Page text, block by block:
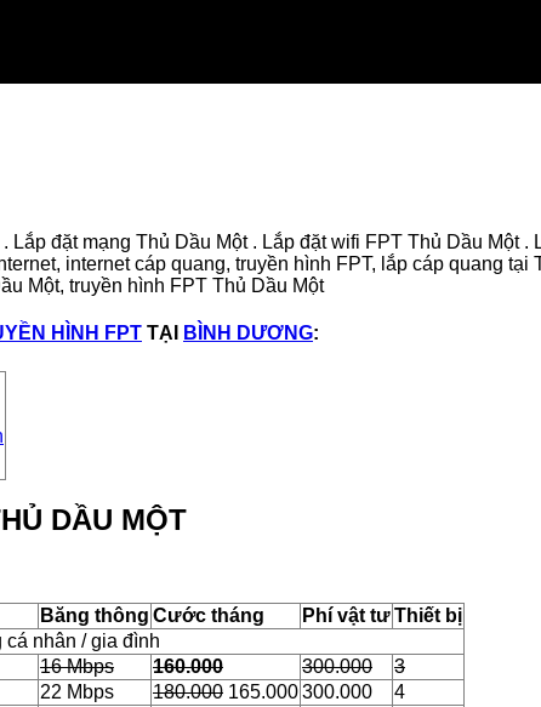
đặt mạng Thủ Dầu Một . Lắp đặt wifi FPT Thủ Dầu Một .
internet cáp quang, truyền hình FPT, lắp cáp quang tại
Một, truyền hình FPT Thủ Dầu Một
HÌNH FPT TẠI BÌNH DƯƠNG:
DẦU MỘT
Băng thông Cước tháng Phí vật tưThiết bị
cá nhân / gia đình
16 Mbps 160.000 300.000
3
22 Mbps 180.000 165.000300.000
4